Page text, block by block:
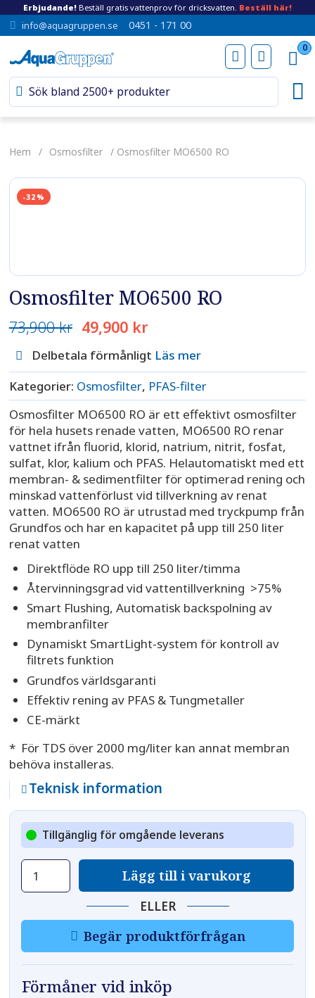
Erbjudande! Beställ gratis vattenprov för dricksvatten. Beställ här!
info@aquagruppen.se 0451 - 171 00
0
Hem / Osmosfilter / Osmosfilter MO6500 RO
-32%
Osmosfilter MO6500 RO
73,900kr Det
ursprungliga
priset
var:
73,900 kr.
49,900 krDet
priset
är:
49,900 kr.
Delbetala förmånligt Läs mer
Kategorier: Osmosfilter, PFAS-filter
Osmosfilter MO6500 RO är ett effektivt osmosfilter
för hela husets renade vatten, MO6500 RO renar
vattnet ifrån fluorid, klorid, natrium, nitrit, fosfat,
sulfat, klor, kalium och PFAS. Helautomatiskt med ett
membran- & sedimentfilter för optimerad rening och
minskad vattenförlust vid tillverkning av renat
vatten. MO6500 RO är utrustad med tryckpump från
Grundfos och har en kapacitet på upp till 250 liter
renat vatten
Direktflöde RO upp till 250 liter/timma
Återvinningsgrad vid vattentillverkning >75%
Smart Flushing, Automatisk backspolning av
membranfilter
Dynamiskt SmartLight-system för kontroll av
filtrets funktion
Grundfos världsgaranti
Effektiv rening av PFAS & Tungmetaller
CE-märkt
* För TDS över 2000 mg/liter kan annat membran
behöva installeras.
Teknisk information
Tillgänglig för omgående leverans
Osmosfilter
MO6500
Lägg till i varukorg
ELLER
Begär produktförfrågan
Förmåner vid inköp